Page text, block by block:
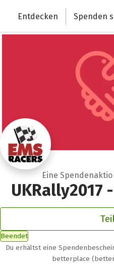
Deutschlands größte
Entdecken Spenden
Eine
UKRally2017
Beendet
Du erhältst eine
betterplace